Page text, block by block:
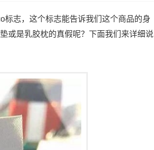
标志，这个标志能告诉我们这个商品的身
或是乳胶枕的真假呢？ 下面我们来详细说